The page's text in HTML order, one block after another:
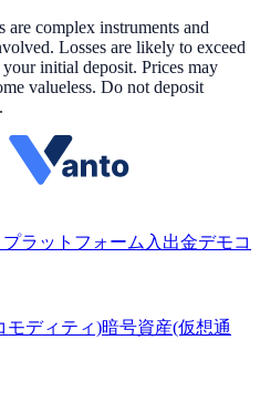
are complex instruments and
Losses are likely to exceed
initial deposit. Prices may
valueless. Do not deposit
ラットフォーム 入出金デモコ
モディティ)暗号資産(仮想通